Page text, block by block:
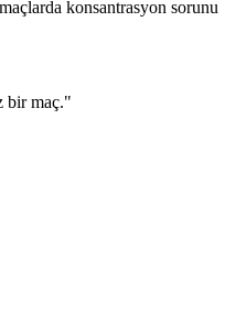
konsantrasyon sorunu
bir maç."